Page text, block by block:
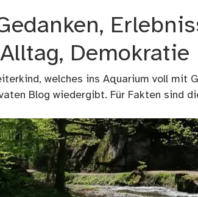
welches ins Aquarium voll mit
Blog wiedergibt. Für Fakten sind